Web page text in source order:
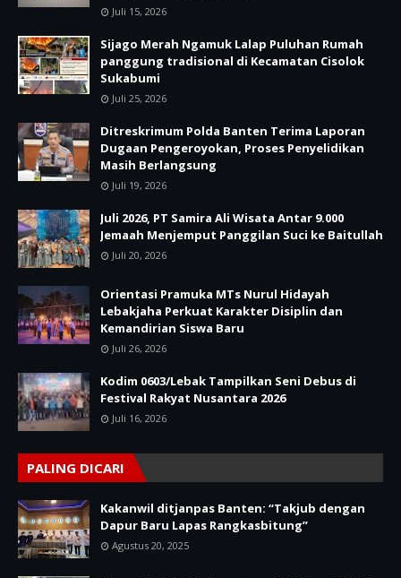
Juli 15, 2026
Sijago Merah Ngamuk Lalap Puluhan Rumah
panggung tradisional di Kecamatan Cisolok
Sukabumi
Juli 25, 2026
Ditreskrimum Polda Banten Terima Laporan
Dugaan Pengeroyokan, Proses Penyelidikan
Masih Berlangsung
Juli 19, 2026
Juli 2026, PT Samira Ali Wisata Antar 9.000
Jemaah Menjemput Panggilan Suci ke Baitullah
Juli 20, 2026
Orientasi Pramuka MTs Nurul Hidayah
Lebakjaha Perkuat Karakter Disiplin dan
Kemandirian Siswa Baru
Juli 26, 2026
Kodim 0603/Lebak Tampilkan Seni Debus di
Festival Rakyat Nusantara 2026
Juli 16, 2026
PALING DICARI
Kakanwil ditjanpas Banten: “Takjub dengan
Dapur Baru Lapas Rangkasbitung”
Agustus 20, 2025